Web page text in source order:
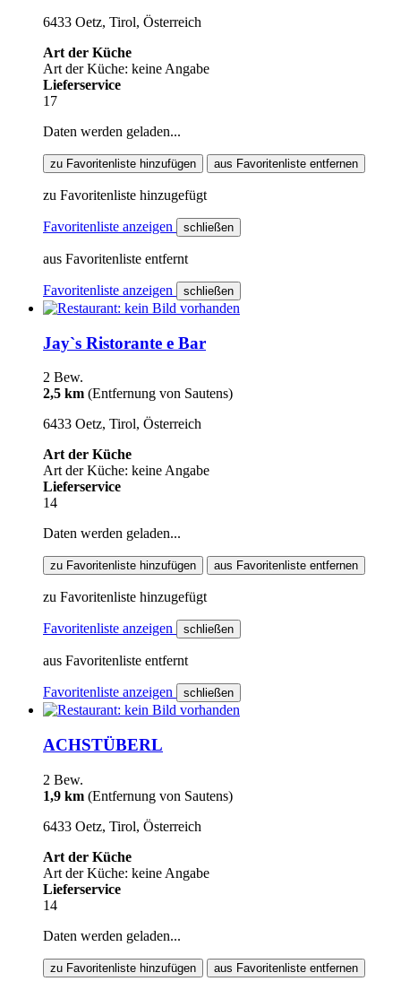
6433 Oetz, Tirol, Österreich
Art der Küche
Art der Küche: keine Angabe
Lieferservice
17
Daten werden geladen...
zu Favoritenliste hinzufügen aus Favoritenliste entfernen
zu Favoritenliste hinzugefügt
Favoritenliste anzeigen schließen
aus Favoritenliste entfernt
Favoritenliste anzeigen schließen
Jay`s Ristorante e Bar
2 Bew.
2,5 km (Entfernung von Sautens)
6433 Oetz, Tirol, Österreich
Art der Küche
Art der Küche: keine Angabe
Lieferservice
14
Daten werden geladen...
zu Favoritenliste hinzufügen aus Favoritenliste entfernen
zu Favoritenliste hinzugefügt
Favoritenliste anzeigen schließen
aus Favoritenliste entfernt
Favoritenliste anzeigen schließen
ACHSTÜBERL
2 Bew.
1,9 km (Entfernung von Sautens)
6433 Oetz, Tirol, Österreich
Art der Küche
Art der Küche: keine Angabe
Lieferservice
14
Daten werden geladen...
zu Favoritenliste hinzufügen aus Favoritenliste entfernen